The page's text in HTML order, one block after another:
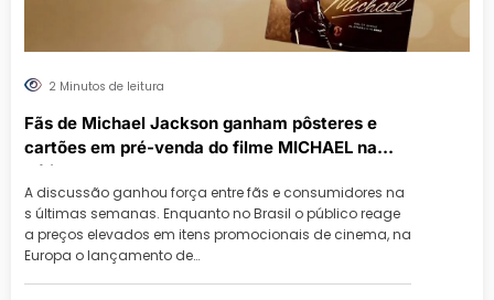
2 Minutos de leitura
Fãs de Michael Jackson ganham pôsteres e
cartões em pré-venda do filme MICHAEL na
Itália
A discussão ganhou força entre fãs e consumidores na
s últimas semanas. Enquanto no Brasil o público reage
a preços elevados em itens promocionais de cinema, na
Europa o lançamento de…